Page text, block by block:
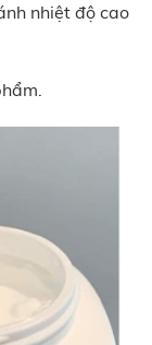
nhiệt độ cao